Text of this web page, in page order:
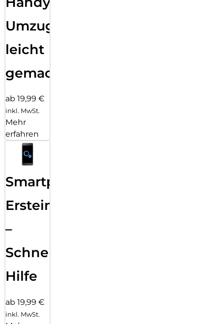
Umzug
leicht
gemacht!
ab 19,99 €
inkl. MwSt.
Mehr
erfahren
Smartphone
Ersteinrichtung
–
Schnelle
Hilfe
ab 19,99 €
inkl. MwSt.